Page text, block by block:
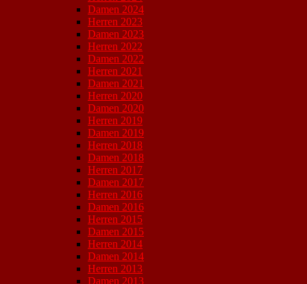
Damen 2024
Herren 2023
Damen 2023
Herren 2022
Damen 2022
Herren 2021
Damen 2021
Herren 2020
Damen 2020
Herren 2019
Damen 2019
Herren 2018
Damen 2018
Herren 2017
Damen 2017
Herren 2016
Damen 2016
Herren 2015
Damen 2015
Herren 2014
Damen 2014
Herren 2013
Damen 2013